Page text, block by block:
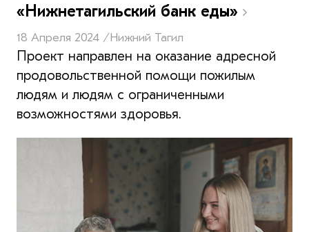
«Нижнетагильский банк еды»
18 Апреля 2024 /Нижний Тагил
Проект направлен на оказание адресной
продовольственной помощи пожилым
людям и людям с ограниченными
возможностями здоровья.